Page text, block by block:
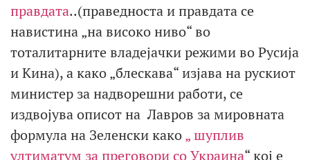
правдата..(праведноста и правдата се
навистина „на високо ниво“ во
тоталитарните владејачки режими во Русија
и Кина), а како „блескава“ изјава на рускиот
министер за надворешни работи, се
издвојува описот на Лавров за мировната
формула на Зеленски како„ шуплив
ултиматум за преговори со Украина“ кој е